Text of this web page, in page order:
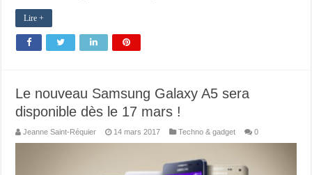
Lire +
Le nouveau Samsung Galaxy A5 sera
disponible dès le 17 mars !
Jeanne Saint-Réquier 14 mars 2017 Techno & gadget 0